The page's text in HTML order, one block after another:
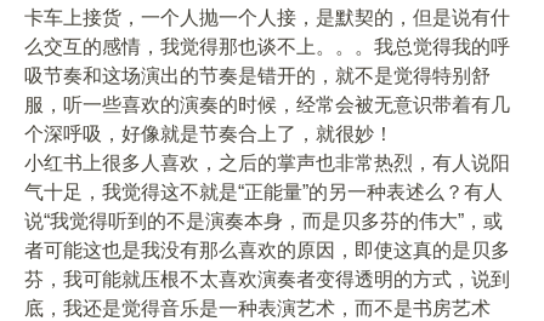
卡车上接货，一个人抛一个人接，是默契的，但是说有什
么交互的感情，我觉得那也谈不上。。。我总觉得我的呼
吸节奏和这场演出的节奏是错开的，就不是觉得特别舒
服，听一些喜欢的演奏的时候，经常会被无意识带着有几
个深呼吸，好像就是节奏合上了，就很妙！
小红书上很多人喜欢，之后的掌声也非常热烈，有人说阳
气十足，我觉得这不就是“正能量”的另一种表述么？有人
说“我觉得听到的不是演奏本身，而是贝多芬的伟大”，或
者可能这也是我没有那么喜欢的原因，即使这真的是贝多
芬，我可能就压根不太喜欢演奏者变得透明的方式，说到
底，我还是觉得音乐是一种表演艺术，而不是书房艺术